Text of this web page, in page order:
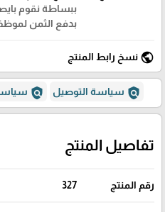
ببساطة نقوم
بدفع الثمن
public نسخ رابط المنتج
policy سياسة التوصيل policy
تفاصيل المنتج
رقم المنتج 327